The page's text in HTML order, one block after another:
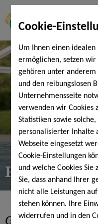
Cookie-
Um Ihnen einen idealen
ermöglichen, setzen wir
gehören unter anderem
und den reibungslosen
Unternehmensseite
verwenden wir Cookies
Statistiken sowie
personalisierter Inhalte
Webseite eingesetzt
Cookie-Einstellungen
und welche Cookies Sie
Sie, dass anhand Ihrer
nicht alle Leistungen
stehen können. Ihre
widerrufen und in den
Gut gelauntin